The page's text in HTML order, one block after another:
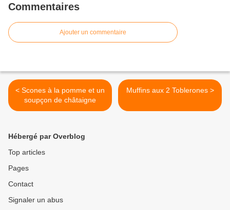
Commentaires
Ajouter un commentaire
< Scones à la pomme et un
soupçon de châtaigne
Muffins aux 2 Toblerones >
Hébergé par Overblog
Top articles
Pages
Contact
Signaler un abus